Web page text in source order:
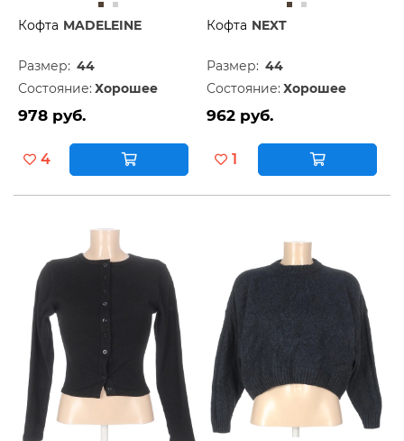
Кофта MADELEINE
Размер: 44
Состояние: Хорошее
978 руб.
4
Кофта NEXT
Размер: 44
Состояние: Хорошее
962 руб.
1